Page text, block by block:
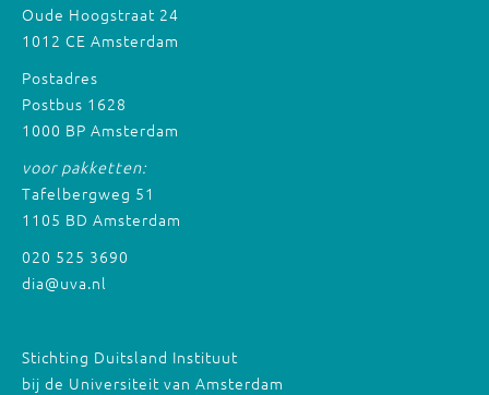
Oude Hoogstraat 24
1012 CE Amsterdam
Postadres
Postbus 1628
1000 BP Amsterdam
voor pakketten:
Tafelbergweg 51
1105 BD Amsterdam
020 525 3690
dia@uva.nl
Stichting Duitsland Instituut
bij de Universiteit van Amsterdam